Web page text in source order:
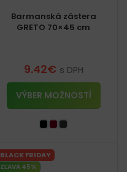
Barmanská zástera
GRETO 70×45 cm
9.42€ s DPH
VÝBER MOŽNOSTÍ
BLACK FRIDAY
ZĽAVA 45%